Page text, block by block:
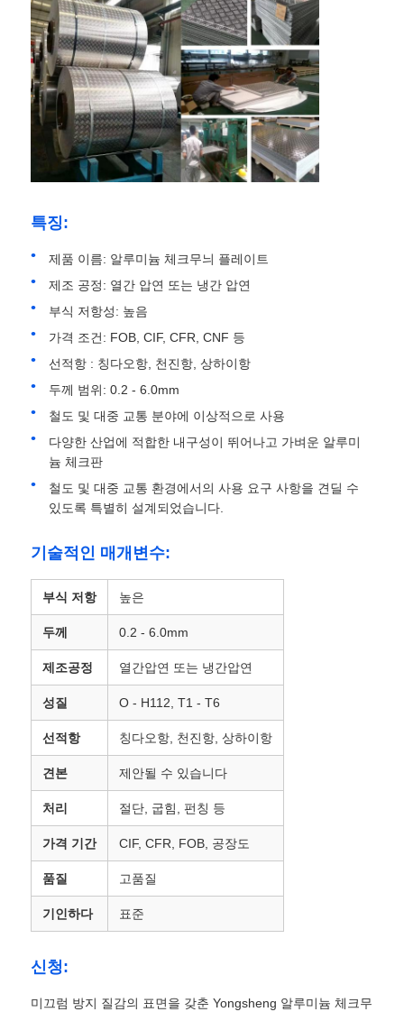
공장 견학
품질 관리
문의하기
뉴스
사례
견적 요청
알루미늄 포일 롤
알루미늄 플레이트
알루미늄 써클
컬러 코팅 알루미늄 코일
알루미늄 코일
알루니늄 스트립 코일
알루미늄 체커 플레이트
엠보싱된 알루미늄
밀라늄 필름
알루미늄 벌집 패널
알루미늄 벌집
특징:
제품 이름: 알루미늄 체크무늬 플레이트
제조 공정: 열간 압연 또는 냉간 압연
부식 저항성: 높음
가격 조건: FOB, CIF, CFR, CNF 등
선적항 : 칭다오항, 천진항, 상하이항
두께 범위: 0.2 - 6.0mm
철도 및 대중 교통 분야에 이상적으로 사용
다양한 산업에 적합한 내구성이 뛰어나고 가벼운 알루미
늄 체크판
철도 및 대중 교통 환경에서의 사용 요구 사항을 견딜 수
있도록 특별히 설계되었습니다.
기술적인 매개변수:
부식 저항 높은
두께 0.2 - 6.0mm
제조공정 열간압연 또는 냉간압연
성질 O - H112, T1 - T6
선적항 칭다오항, 천진항, 상하이항
견본 제안될 수 있습니다
처리 절단, 굽힘, 펀칭 등
가격 기간 CIF, CFR, FOB, 공장도
품질 고품질
기인하다 표준
신청:
미끄럼 방지 질감의 표면을 갖춘 Yongsheng 알루미늄 체크무